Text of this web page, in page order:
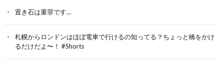
置き石は重罪です…
札幌からロンドンはほぼ電車で行けるの知ってる？ちょっと橋をかけ
るだけだよ〜！ #Shorts